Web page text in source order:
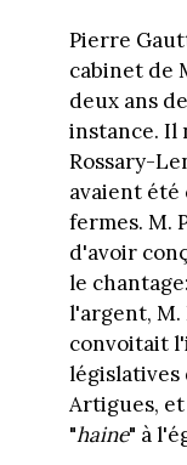
Pierre
cabinet de
deux ans
instance. Il
Rossary-
avaient été
fermes. M.
d'avoir
le
l'argent, M.
convoitait
législatives
Artigues,
"haine" à